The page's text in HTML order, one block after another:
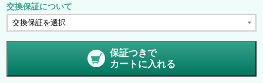
交換保証について
保証つきで
カートに入れる